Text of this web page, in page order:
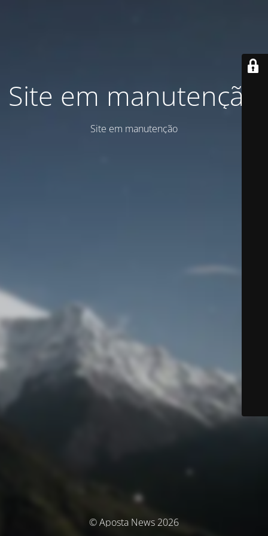
Site em manutenção
Site em manutenção
© Aposta News 2026